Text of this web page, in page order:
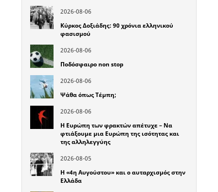
2026-08-06
Κύρκος Δοξιάδης: 90 χρόνια ελληνικού
φασισμού
2026-08-06
Ποδόσφαιρο non stop
2026-08-06
Ψάθα όπως Τέμπη;
2026-08-06
Η Ευρώπη των φρακτών απέτυχε – Να
φτιάξουμε μια Ευρώπη της ισότητας και
της αλληλεγγύης
2026-08-05
Η «4η Αυγούστου» και ο αυταρχισμός στην
Ελλάδα